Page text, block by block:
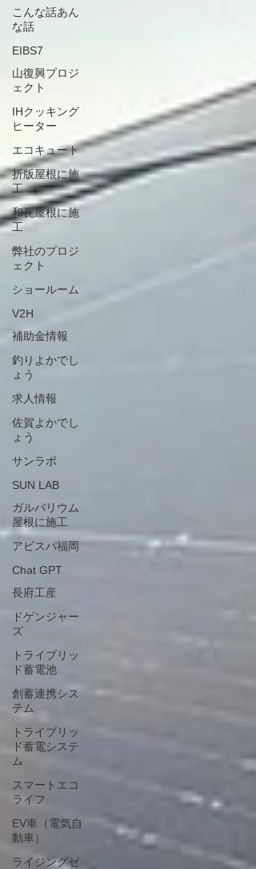
こんな話あん
な話
EIBS7
山復興プロジ
ェクト
IHクッキング
ヒーター
エコキュート
折版屋根に施
工
和瓦屋根に施
工
弊社のプロジ
ェクト
ショールーム
V2H
補助金情報
釣りよかでし
ょう
求人情報
佐賀よかでし
ょう
サンラボ
SUN LAB
ガルバリウム
屋根に施工
アビスパ福岡
Chat GPT
長府工産
ドゲンジャー
ズ
トライブリッ
ド蓄電池
創蓄連携シス
テム
トライブリッ
ド蓄電システ
ム
スマートエコ
ライフ
EV車（電気自
動車）
ライジングゼ